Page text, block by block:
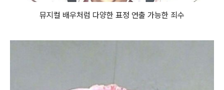
뮤지컬 배우처럼 다양한 표정 연출 가능한 죄수